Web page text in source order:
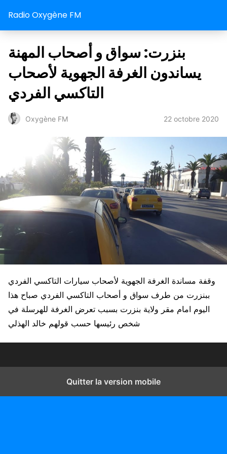
Radio Oxygène FM
بنزرت: سواق و أصحاب المهنة
يساندون الغرفة الجهوية لأصحاب
التاكسي الفردي
Oxygène FM 22 octobre 2020
وقفة مساندة الغرفة الجهوية لأصحاب سيارات التاكسي الفردي
ببنزرت من طرف سواق و أصحاب التاكسي الفردي صباح هذا
اليوم امام مقر ولاية بنزرت بسبب تعرض الغرفة للهرسلة في
شخص رئيسها حسب قولهم خالد الهذلي
Quitter la version mobile